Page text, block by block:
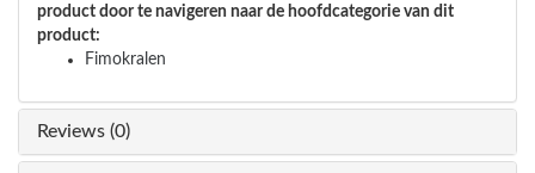
product door te navigeren naar de hoofdcategorie van dit
product:
Fimokralen
Reviews (0)